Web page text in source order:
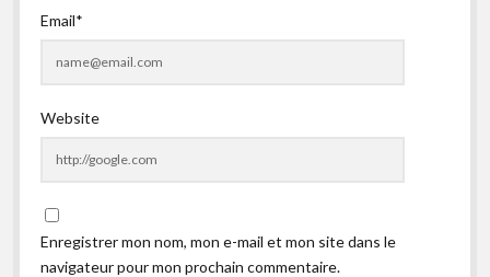
Email*
Website
Enregistrer mon nom, mon e-mail et mon site dans le
navigateur pour mon prochain commentaire.